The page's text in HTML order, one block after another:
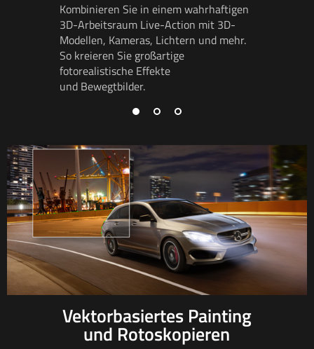
Kombinieren Sie in einem wahrhaftigen
3D-Arbeitsraum Live-Action mit 3D-
Modellen, Kameras, Lichtern und mehr.
So kreieren Sie großartige
fotorealistische Effekte
und Bewegtbilder.
Vektorbasiertes Painting
und Rotoskopieren